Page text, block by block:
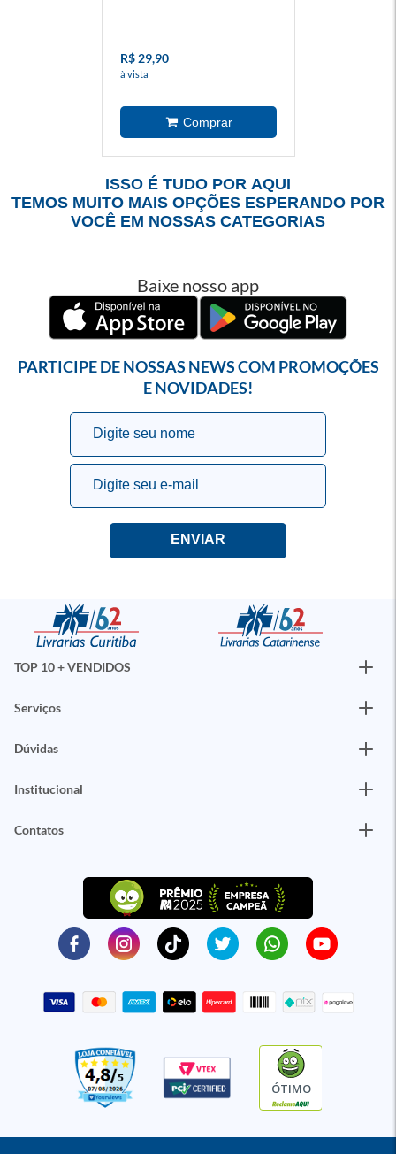
R$ 29,90
à vista
ISSO É TUDO POR AQUI
TEMOS MUITO MAIS OPÇÕES ESPERANDO POR
VOCÊ EM NOSSAS CATEGORIAS
Baixe nosso app
PARTICIPE DE NOSSAS NEWS COM PROMOÇÕES
E NOVIDADES!
TOP 10 + VENDIDOS
Serviços
Dúvidas
Institucional
Contatos
ÓTIMO